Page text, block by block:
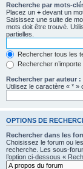
Recherche par mots-
Placez un + devant un
Saisissez une suite de
mots doit être trouvé.
partielles.
Rechercher tous les
Rechercher
Rechercher par auteur :
Utilisez le caractère « * »
OPTIONS DE
Rechercher dans les
Choisissez le forum ou
recherche. Les sous-
l’option ci-dessous «